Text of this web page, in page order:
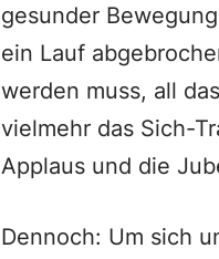
gesunder
ein Lauf
werden muss, all
vielmehr das Sich-
Applaus und die
Dennoch: Um sich